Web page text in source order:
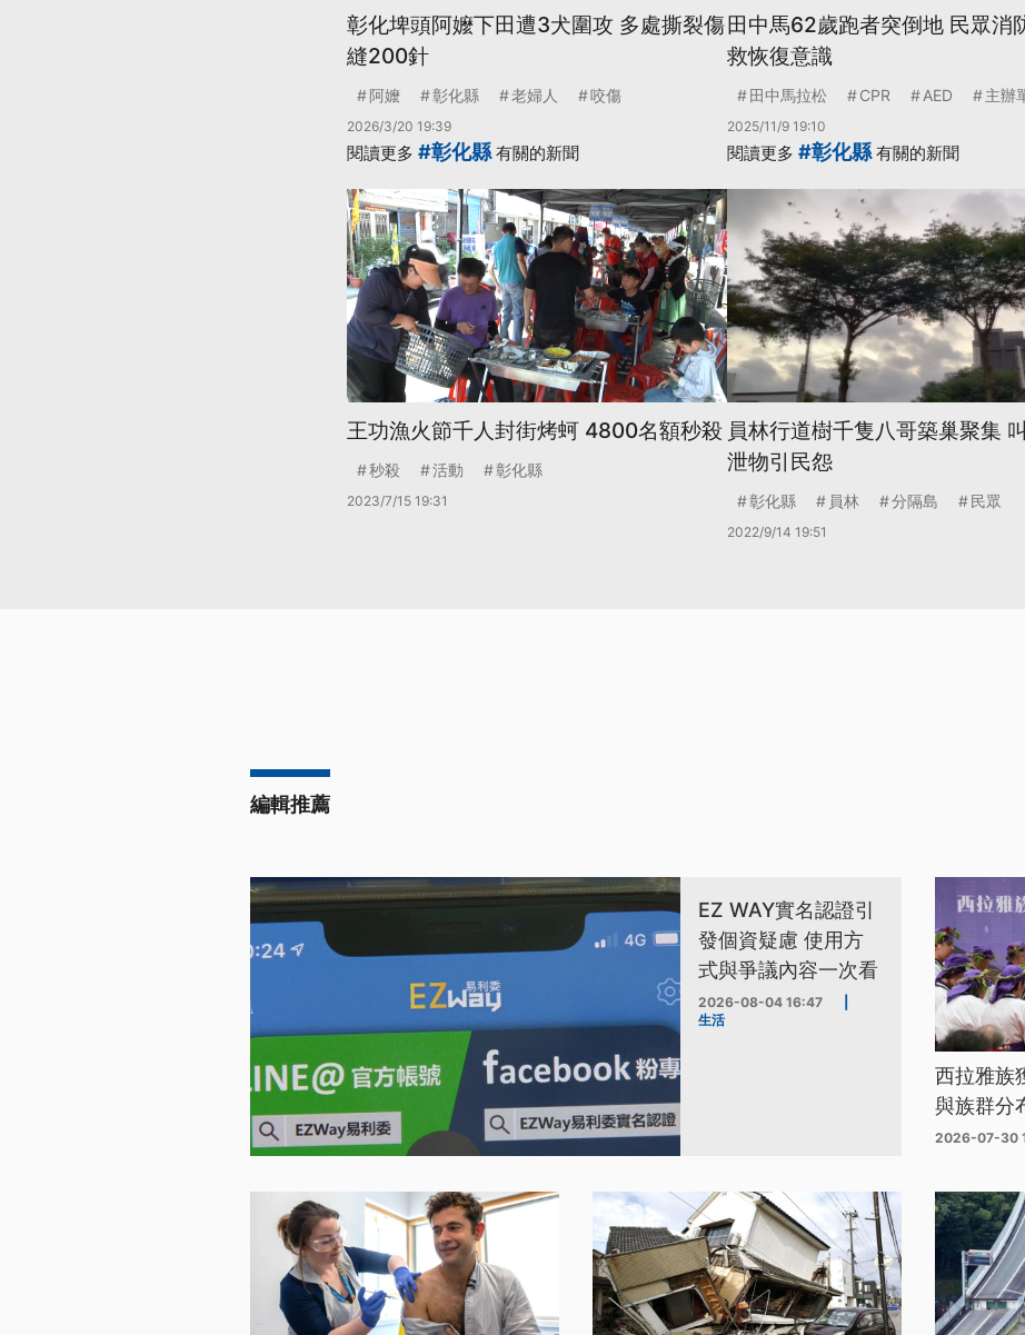
彰化埤頭阿嬤下田遭3犬圍攻 多處撕裂傷
縫200針
阿嬤 彰化縣 老婦人 咬傷
2026/3/20 19:39
田中馬62歲跑者突倒地 民眾消
救恢復意識
田中馬拉松 CPR AED 主辦
2025/11/9 19:10
閱讀更多 #彰化縣有關的新聞
王功漁火節千人封街烤蚵 4800名額秒殺
秒殺 活動 彰化縣
2023/7/15 19:31
閱讀更多 #彰化縣有關的新聞
員林行道樹千隻八哥築巢聚集
泄物引民怨
彰化縣 員林 分隔島 民眾
2022/9/14 19:51
編輯推薦
EZ WAY實名認證引
發個資疑慮 使用方
式與爭議內容一次看
2026-08-04 16:47
生活
西拉雅族
與族群分
2026-07-30